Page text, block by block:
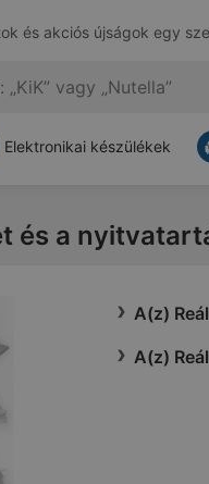
és akciós újságok egy
Elektronikai készülékek
és a
A(z)
A(z)